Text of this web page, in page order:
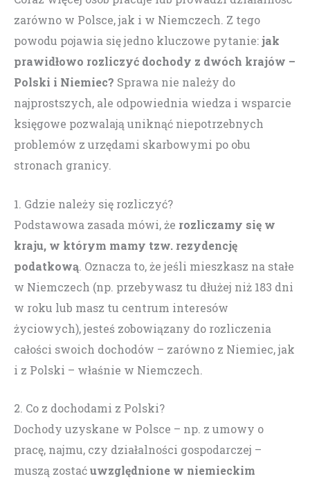
zarówno w Polsce, jak i w Niemczech. Z tego
powodu pojawia się jedno kluczowe pytanie:jak
prawidłowo rozliczyć dochody z dwóch krajów –
Polski i Niemiec? Sprawa nie należy do
najprostszych, ale odpowiednia wiedza i wsparcie
księgowe pozwalają uniknąć niepotrzebnych
problemów z urzędami skarbowymi po obu
stronach granicy.
1. Gdzie należy się rozliczyć?
Podstawowa zasada mówi, że rozliczamy się w
kraju, w którym mamy tzw. rezydencję
podatkową. Oznacza to, że jeśli mieszkasz na stałe
w Niemczech (np. przebywasz tu dłużej niż 183 dni
w roku lub masz tu centrum interesów
życiowych), jesteś zobowiązany do rozliczenia
całości swoich dochodów – zarówno z Niemiec, jak
i z Polski – właśnie w Niemczech.
2. Co z dochodami z Polski?
Dochody uzyskane w Polsce – np. z umowy o
pracę, najmu, czy działalności gospodarczej –
muszą zostaćuwzględnione w niemieckim